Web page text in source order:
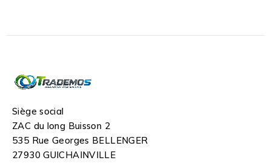
Siège social
ZAC du long Buisson 2
535 Rue Georges BELLENGER
27930 GUICHAINVILLE